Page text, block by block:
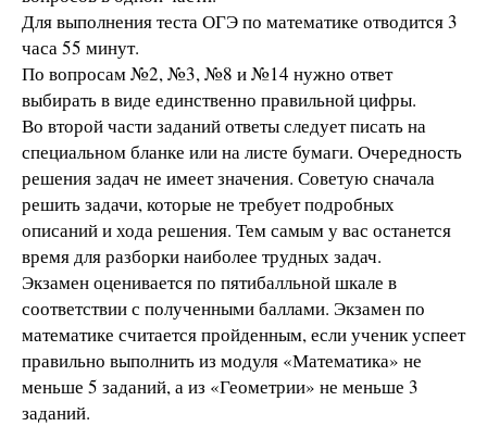
Для выполнения теста ОГЭ по математике отводится 3
часа 55 минут.
По вопросам №2, №3, №8 и №14 нужно ответ
выбирать в виде единственно правильной цифры.
Во второй части заданий ответы следует писать на
специальном бланке или на листе бумаги. Очередность
решения задач не имеет значения. Советую сначала
решить задачи, которые не требует подробных
описаний и хода решения. Тем самым у вас останется
время для разборки наиболее трудных задач.
Экзамен оценивается по пятибалльной шкале в
соответствии с полученными баллами. Экзамен по
математике считается пройденным, если ученик успеет
правильно выполнить из модуля «Математика» не
меньше 5 заданий, а из «Геометрии» не меньше 3
заданий.